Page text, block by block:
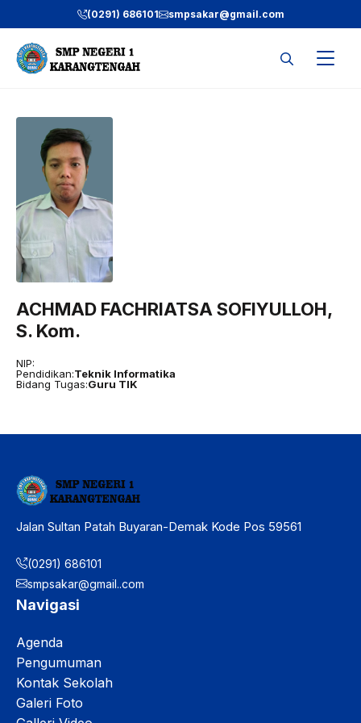
ke
(0291) 686101 smpsakar@gmail.com
ACHMAD FACHRIATSA SOFIYULLOH,
S. Kom.
NIP:
Pendidikan:Teknik Informatika
Bidang Tugas:Guru TIK
Jalan Sultan Patah Buyaran-Demak Kode Pos 59561
(0291) 686101
smpsakar@gmail..com
Navigasi
Agenda
Pengumuman
Kontak Sekolah
Galeri Foto